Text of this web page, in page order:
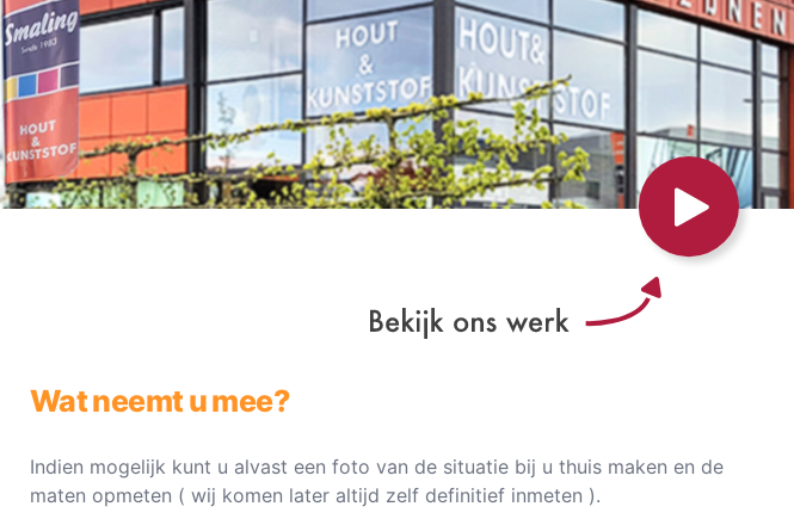
Wat neemt u mee?
Indien mogelijk kunt u alvast een foto van de situatie bij u thuis maken en de
maten opmeten ( wij komen later altijd zelf definitief inmeten ).